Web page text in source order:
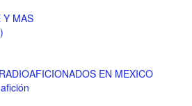
Y MAS
EN MEXICO